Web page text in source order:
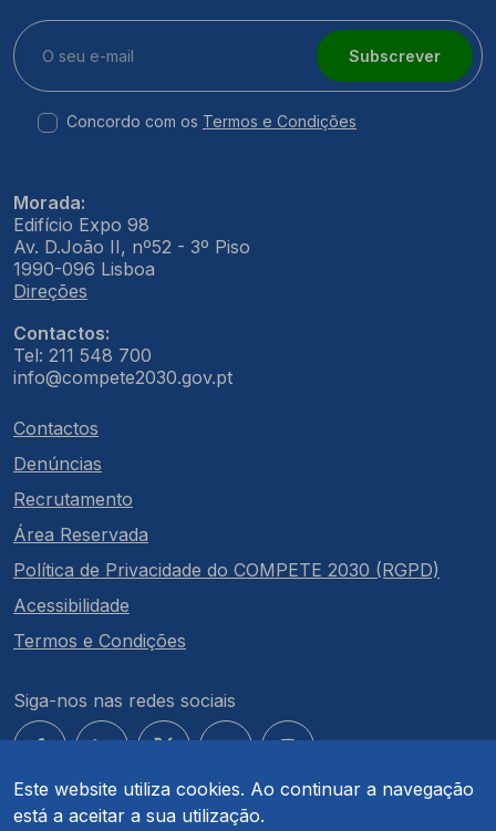
Este website utiliza cookies. Ao continuar a navegação
está a aceitar a sua utilização.
Subscrever
Concordo com os Termos e Condições
Morada:
Edifício Expo 98
Av. D.João II, nº52 - 3º Piso
1990-096 Lisboa
Direções
Contactos:
Tel: 211 548 700
info@compete2030.gov.pt
Contactos
Denúncias
Recrutamento
Área Reservada
Política de Privacidade do COMPETE 2030 (RGPD)
Acessibilidade
Termos e Condições
Siga-nos nas redes sociais